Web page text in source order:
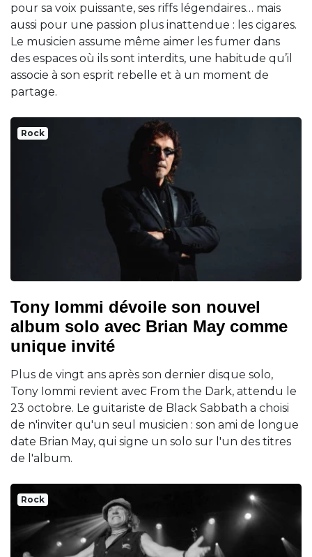
pour sa voix puissante, ses riffs légendaires… mais
aussi pour une passion plus inattendue : les cigares.
Le musicien assume même aimer les fumer dans
des espaces où ils sont interdits, une habitude qu’il
associe à son esprit rebelle et à un moment de
partage.
Rock
Tony Iommi dévoile son nouvel
album solo avec Brian May comme
unique invité
Plus de vingt ans après son dernier disque solo,
Tony Iommi revient avec From the Dark, attendu le
23 octobre. Le guitariste de Black Sabbath a choisi
de n'inviter qu'un seul musicien : son ami de longue
date Brian May, qui signe un solo sur l'un des titres
de l'album.
Rock